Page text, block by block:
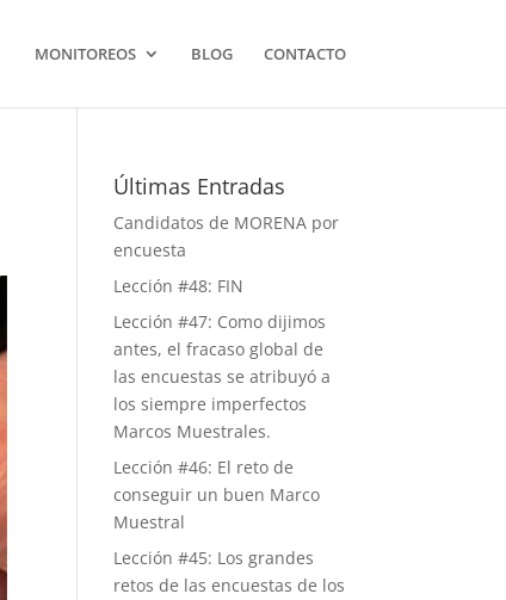
MONITOREOS BLOG CONTACTO
Últimas Entradas
Candidatos de MORENA por
encuesta
Lección #48: FIN
Lección #47: Como dijimos
antes, el fracaso global de
las encuestas se atribuyó a
los siempre imperfectos
Marcos Muestrales.
Lección #46: El reto de
conseguir un buen Marco
Muestral
Lección #45: Los grandes
retos de las encuestas de los